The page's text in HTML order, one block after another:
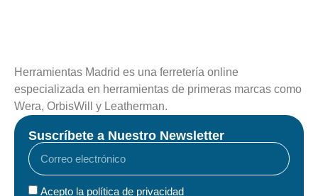
Herramientas Madrid es una ferretería online
especializada en herramientas de primeras marcas como
Wera, OrbisWill y Leatherman.
Suscríbete a Nuestro Newsletter
Acepto la política de privacidad